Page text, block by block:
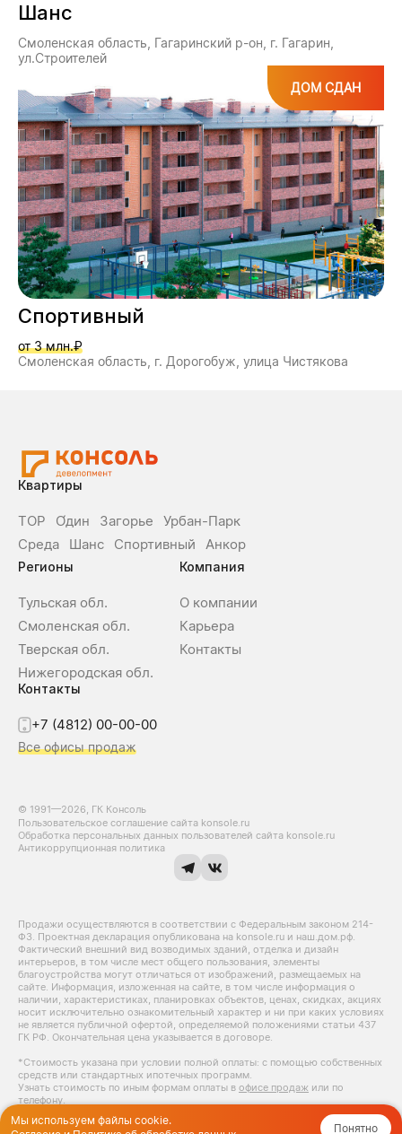
Шанс
Смоленская область, Гагаринский р-он, г. Гагарин,
ул.Строителей
ДОМ СДАН
Спортивный
от 3 млн.₽
Смоленская область, г. Дорогобуж, улица Чистякова
Квартиры
ТОР О́дин Загорье
Урбан-Парк
Среда
Шанс Спортивный Анкор
Регионы
Тульская обл.
Смоленская обл.
Тверская обл.
Нижегородская обл.
Компания
О компании
Карьера
Контакты
Контакты
+7 (4812) 00-00-00
Все офисы продаж
© 1991—2026, ГК Консоль
Пользовательское соглашение сайта konsole.ru
Обработка персональных данных пользователей сайта konsole.ru
Антикоррупционная политика
Продажи осуществляются в соответствии с Федеральным законом 214-
Ф3. Проектная декларация опубликована на konsole.ru и наш.дом.рф.
Фактический внешний вид возводимых зданий, отделка и дизайн
интерьеров, в том числе мест общего пользования, элементы
благоустройства могут отличаться от изображений, размещаемых на
сайте. Информация, изложенная на сайте, в том числе информация о
наличии, характеристиках, планировках объектов, ценах, скидках, акциях
носит исключительно ознакомительный характер и ни при каких условиях
не является публичной офертой, определяемой положениями статьи 437
ГК РФ. Окончательная цена указывается в договоре.
*Стоимость указана при условии полной оплаты: с помощью собственных
средств или стандартных ипотечных программ.
Узнать стоимость по иным формам оплаты в офисе продаж или по
телефону.
Мы используем файлы cookie.
Понятно